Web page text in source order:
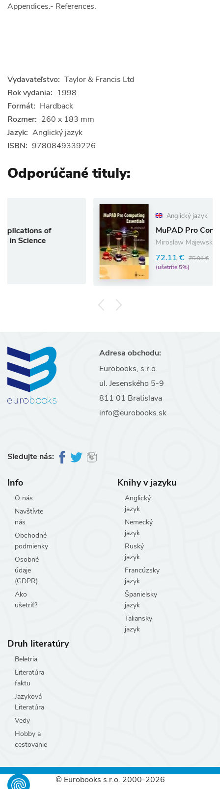
Appendices.- References.
Vydavateľstvo: Taylor & Francis Ltd
Rok vydania: 1998
Formát: Hardback
Rozmer: 260 x 183 mm
Jazyk: Anglický jazyk
ISBN: 9780849339226
Odporúčané tituly:
Anglický jazyk
MuPAD Pro Computing
Miroslaw Majewski
72.11 € 75.91 €
(ušetríte 5%)
Adresa obchodu:
Eurobooks, s.r.o.
ul. Jesenského 5-9
811 01 Bratislava
info@eurobooks.sk
Sledujte nás:
Info
O nás
Navštívte
nás
Obchodné
podmienky
Osobné
údaje
(GDPR)
Ako
ušetriť?
Knihy v jazyku
Anglický
jazyk
Nemecký
jazyk
Ruský
jazyk
Francúzsky
jazyk
Španielsky
jazyk
Taliansky
jazyk
Druh literatúry
Beletria
Literatúra
faktu
Jazyková
Literatúra
Vedy
Hobby a
cestovanie
© Eurobooks s.r.o. 2000-2026